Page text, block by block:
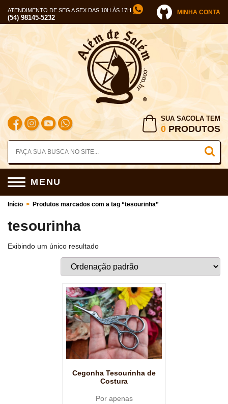
ATENDIMENTO DE SEG A SEX DAS 10H ÀS 17H
(54) 98145-5232
MINHA CONTA
SUA SACOLA TEM
0 PRODUTOS
MENU
Início > Produtos marcados com a tag “tesourinha”
tesourinha
Exibindo um único resultado
Cegonha Tesourinha de
Costura
Por apenas